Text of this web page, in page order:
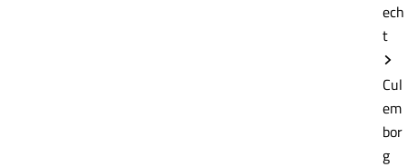
ech
t
Cul
em
bor
g